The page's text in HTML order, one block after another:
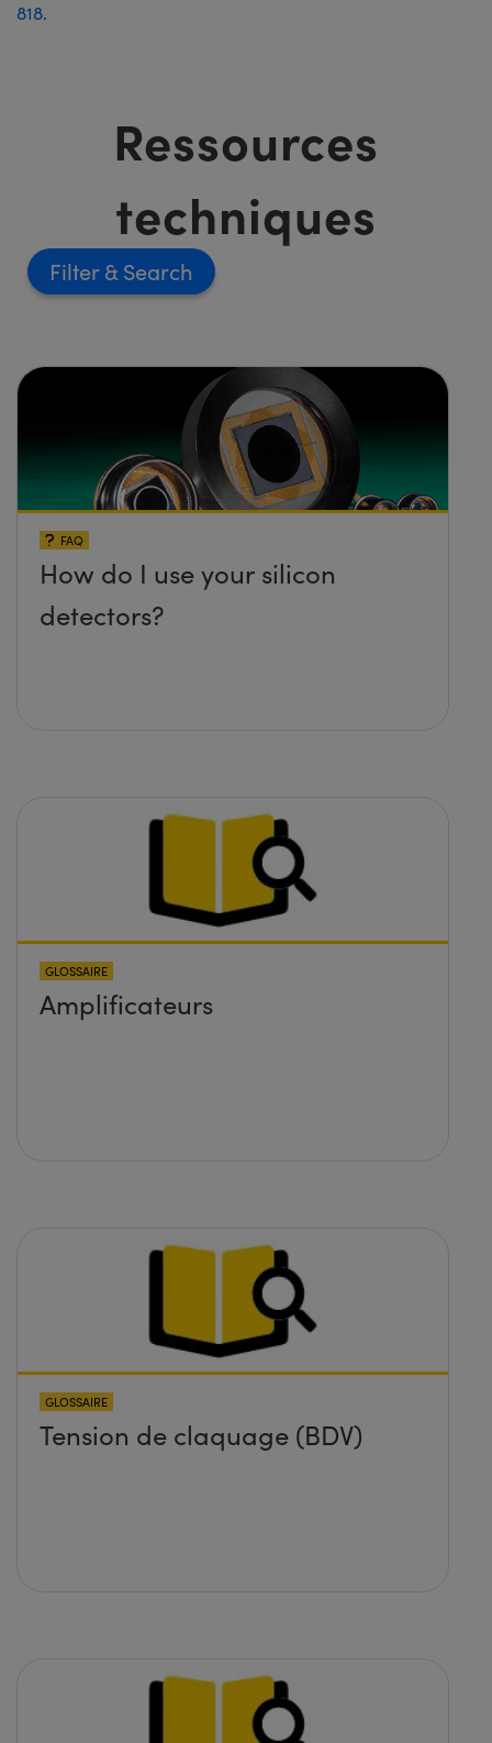
818.
Ressources
techniques
Filter
FAQ
How do I use your silicon
detectors?
GLOSSAIRE
Amplificateurs
GLOSSAIRE
Tension de claquage (BDV)